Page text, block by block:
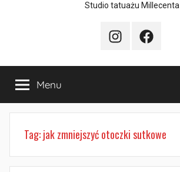
Studio tatuażu Millecenta
InstagramFacebook
Menu
Tag:jak zmniejszyć otoczki sutkowe